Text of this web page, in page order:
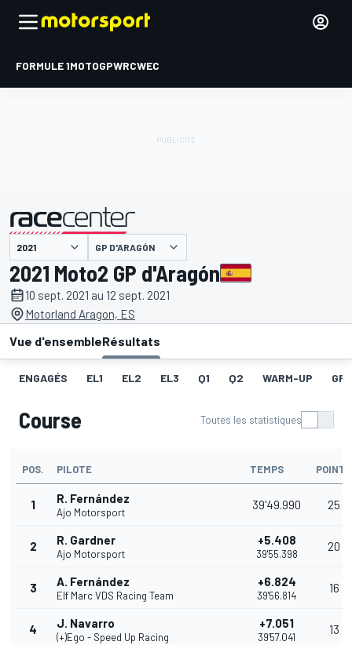
FORMULE 1MOTOGPWRCWEC
présenté par GP D'ARAGÓN
2021 Moto2 GP d'Aragón
10 sept. 2021 au 12 sept. 2021
Motorland Aragon, ES
Vue d'ensembleRésultats
ENGAGÉS EL1 EL2 EL3 Q1 Q2 WARM-UP
Course Toutes les statistiques
POS. PILOTE TEMPS POINTS
1 R. Fernández
Ajo Motorsport
39'49.990 25
2 R. Gardner
Ajo Motorsport
+5.408
39'55.398
20
3 A. Fernández
Elf Marc VDS Racing Team
+6.824
39'56.814
16
4 J. Navarro
(+)Ego - Speed Up Racing
+7.051
39'57.041
13